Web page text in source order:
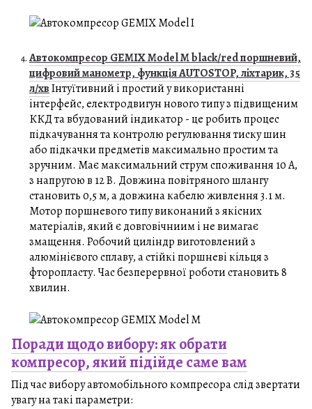
Автокомпресор GEMIX Model M black/red поршневий,
цифровий манометр, функція AUTOSTOP, ліхтарик, 35
л/хвІнтуїтивний і простий у використанні
інтерфейс, електродвигун нового типу з підвищеним
ККД та вбудований індикатор - це робить процес
підкачування та контролю регулювання тиску шин
або підкачки предметів максимально простим та
зручним. Має максимальний струм споживання 10 А,
з напругою в 12 В. Довжина повітряного шлангу
становить 0,5 м, а довжина кабелю живлення 3.1 м.
Мотор поршневого типу виконаний з якісних
матеріалів, який є довговічниим і не вимагає
змащення. Робочий циліндр виготовлений з
алюмінієвого сплаву, а стійкі поршневі кільця з
фторопласту. Час безперервної роботи становить 8
хвилин.
Поради щодо вибору: як обрати
компресор, який підійде саме вам
Під час вибору автомобільного компресора слід звертати
увагу на такі параметри: